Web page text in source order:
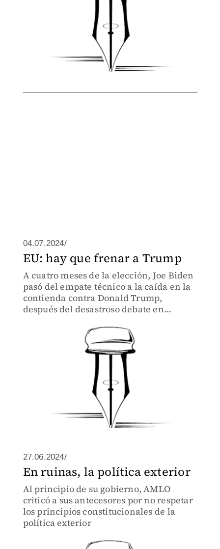
04.07.2024/
EU: hay que frenar a Trump
A cuatro meses de la elección, Joe Biden
pasó del empate técnico a la caída en la
contienda contra Donald Trump,
después del desastroso debate en
27.06.2024/
En ruinas, la política exterior
Al principio de su gobierno, AMLO
criticó a sus antecesores por no respetar
los principios constitucionales de la
política exterior